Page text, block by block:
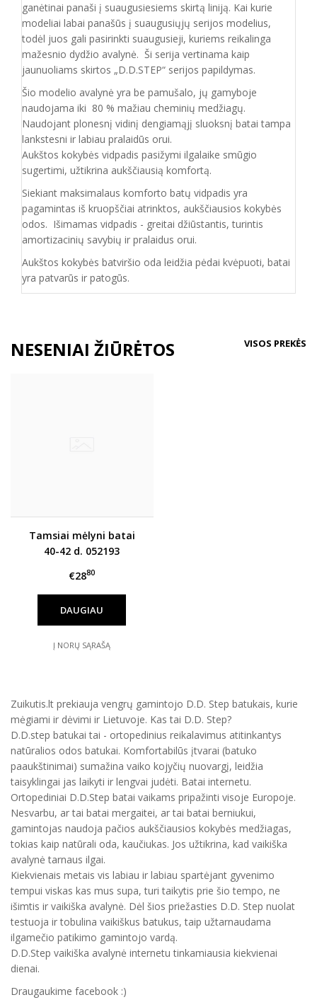
ganėtinai panaši į suaugusiesiems skirtą liniją. Kai kurie
modeliai labai panašūs į suaugusiųjų serijos modelius,
todėl juos gali pasirinkti suaugusieji, kuriems reikalinga
mažesnio dydžio avalynė. Ši serija vertinama kaip
jaunuoliams skirtos „D.D.STEP“ serijos papildymas.
Šio modelio avalynė yra be pamušalo, jų gamyboje
naudojama iki 80 % mažiau cheminių medžiagų.
Naudojant plonesnį vidinį dengiamąjį sluoksnį batai tampa
lankstesni ir labiau pralaidūs orui.
Aukštos kokybės vidpadis pasižymi ilgalaike smūgio
sugertimi, užtikrina aukščiausią komfortą.
Siekiant maksimalaus komforto batų vidpadis yra
pagamintas iš kruopščiai atrinktos, aukščiausios kokybės
odos. Išimamas vidpadis - greitai džiūstantis, turintis
amortizacinių savybių ir pralaidus orui.
Aukštos kokybės batviršio oda leidžia pėdai kvėpuoti, batai
yra patvarūs ir patogūs.
NESENIAI ŽIŪRĖTOS VISOS PREKĖS
Tamsiai mėlyni batai
40-42 d. 052193
€2880
DAUGIAU
Į NORŲ SĄRAŠĄ
Zuikutis.lt prekiauja vengrų gamintojo D.D. Step batukais, kurie
mėgiami ir dėvimi ir Lietuvoje. Kas tai D.D. Step?
D.D.step batukai tai - ortopedinius reikalavimus atitinkantys
natūralios odos batukai. Komfortabilūs įtvarai (batuko
paaukštinimai) sumažina vaiko kojyčių nuovargį, leidžia
taisyklingai jas laikyti ir lengvai judėti. Batai internetu.
Ortopediniai D.D.Step batai vaikams pripažinti visoje Europoje.
Nesvarbu, ar tai batai mergaitei, ar tai batai berniukui,
gamintojas naudoja pačios aukščiausios kokybės medžiagas,
tokias kaip natūrali oda, kaučiukas. Jos užtikrina, kad vaikiška
avalynė tarnaus ilgai.
Kiekvienais metais vis labiau ir labiau spartėjant gyvenimo
tempui viskas kas mus supa, turi taikytis prie šio tempo, ne
išimtis ir vaikiška avalynė. Dėl šios priežasties D.D. Step nuolat
testuoja ir tobulina vaikiškus batukus, taip užtarnaudama
ilgamečio patikimo gamintojo vardą.
D.D.Step vaikiška avalynė internetu tinkamiausia kiekvienai
dienai.
Draugaukime facebook :)